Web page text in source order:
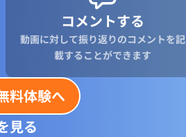
コメントする
動画に対して振り返りのコメントを記
載することができます
料体験へ
見る